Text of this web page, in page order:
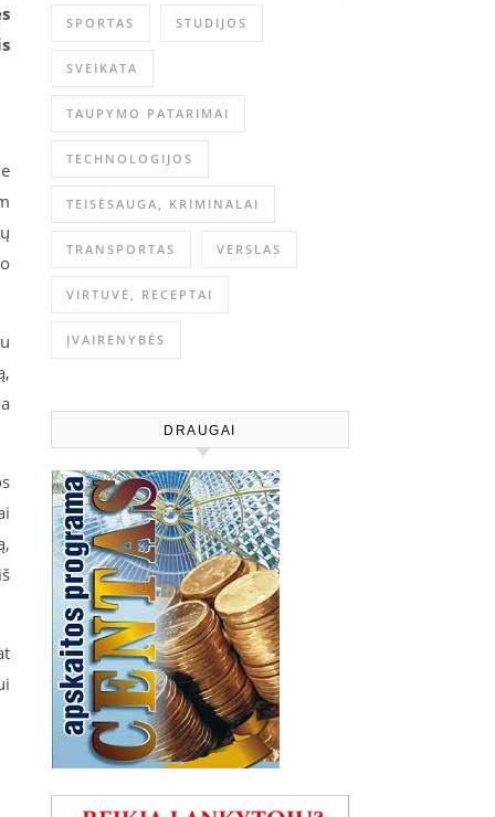
SPORTAS STUDIJOS
SVEIKATA
TAUPYMO PATARIMAI
TECHNOLOGIJOS
TEISĖSAUGA, KRIMINALAI
TRANSPORTAS VERSLAS
VIRTUVĖ, RECEPTAI
ĮVAIRENYBĖS
DRAUGAI